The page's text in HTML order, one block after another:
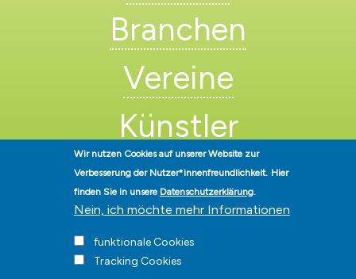
Branchen
Vereine
Künstler
Stadt Hohen Neuendorf • Oranienburger Str. 2 • 16540 Hohen
Neuendorf • Telefon03303-528-0• E-Mail:
Wir nutzen Cookies auf unserer Website zur
Verbesserung der Nutzer*innenfreundlichkeit. Hier
finden Sie in unsere Datenschutzerklärung.
Nein, ich möchte mehr Informationen
funktionale Cookies
Tracking Cookies